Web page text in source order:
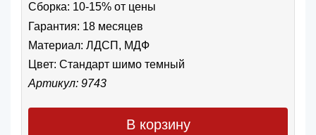
Сборка: 10-15% от цены
Гарантия: 18 месяцев
Материал: ЛДСП, МДФ
Цвет: Стандарт шимо темный
Артикул: 9743
В корзину